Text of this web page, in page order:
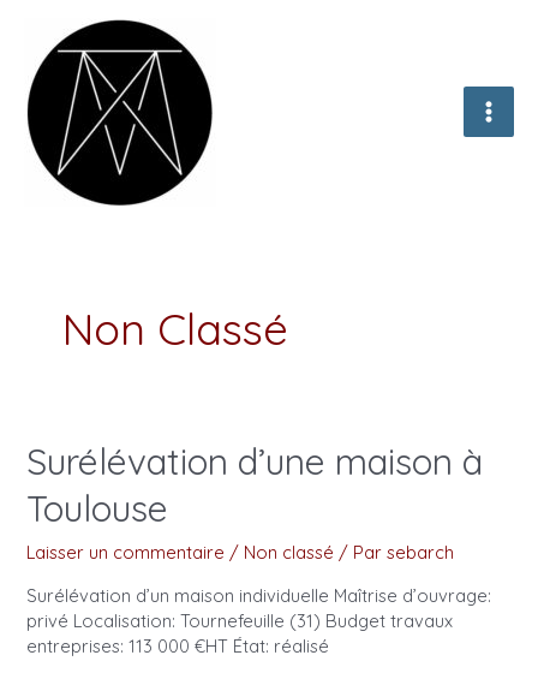
contenu
Non Classé
Surélévation d’une maison à
Toulouse
Laisser un commentaire / Non classé / Parsebarch
Surélévation d’un maison individuelle Maîtrise d’ouvrage:
privé Localisation: Tournefeuille (31) Budget travaux
entreprises: 113 000 €HT État: réalisé